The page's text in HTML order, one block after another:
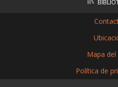
Mapa del
Política de